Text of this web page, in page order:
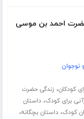
احمد بن موسی
کودکان، زندگی حضرت
برای کودک،داستان
کودک،داستان بچگانه،